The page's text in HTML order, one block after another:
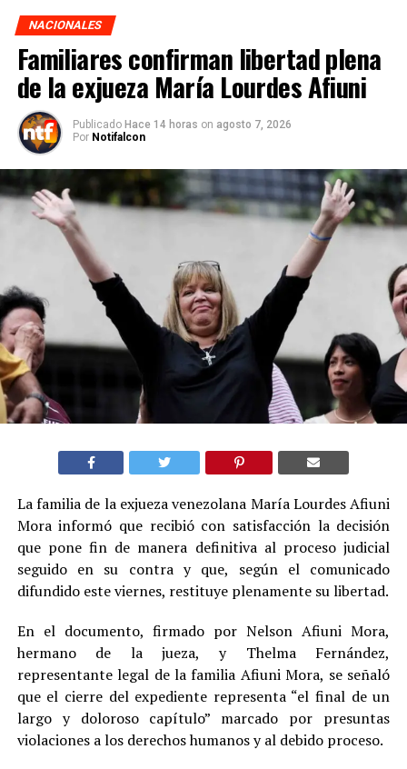
NACIONALES
Familiares confirman libertad plena
de la exjueza María Lourdes Afiuni
Publicado Hace 14 horas on agosto 7, 2026
Por Notifalcon
La familia de la exjueza venezolana María Lourdes Afiuni
Mora informó que recibió con satisfacción la decisión
que pone fin de manera definitiva al proceso judicial
seguido en su contra y que, según el comunicado
difundido este viernes, restituye plenamente su libertad.
En el documento, firmado por Nelson Afiuni Mora,
hermano de la jueza, y Thelma Fernández,
representante legal de la familia Afiuni Mora, se señaló
que el cierre del expediente representa “el final de un
largo y doloroso capítulo” marcado por presuntas
violaciones a los derechos humanos y al debido proceso.